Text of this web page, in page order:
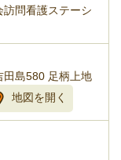
問看護ステーシ
田島580 足柄上地
地図を開く